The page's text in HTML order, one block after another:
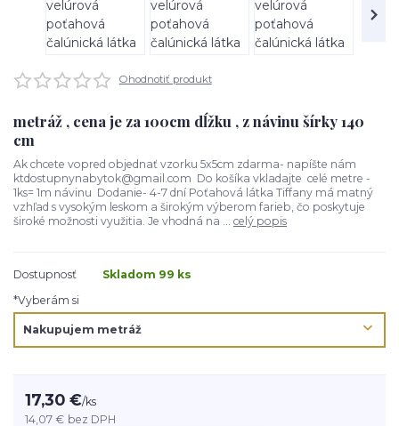
Ohodnotiť produkt
metráž , cena je za 100cm dĺžku , z návinu šírky 140
cm
Ak chcete vopred objednať vzorku 5x5cm zdarma- napíšte nám
ktdostupnynabytok@gmail.com Do košíka vkladajte celé metre -
1ks= 1m návinu Dodanie- 4-7 dní Poťahová látka Tiffany má matný
vzhľad s vysokým leskom a širokým výberom farieb, čo poskytuje
široké možnosti využitia. Je vhodná na ... celý popis
Dostupnosť
Skladom 99 ks
*Vyberám si
17,30 €/ks
14,07 € bez DPH